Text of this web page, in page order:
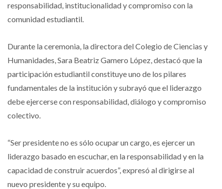
responsabilidad, institucionalidad y compromiso con la
comunidad estudiantil.
Durante la ceremonia, la directora del Colegio de Ciencias y
Humanidades, Sara Beatriz Gamero López, destacó que la
participación estudiantil constituye uno de los pilares
fundamentales de la institución y subrayó que el liderazgo
debe ejercerse con responsabilidad, diálogo y compromiso
colectivo.
“Ser presidente no es sólo ocupar un cargo, es ejercer un
liderazgo basado en escuchar, en la responsabilidad y en la
capacidad de construir acuerdos”, expresó al dirigirse al
nuevo presidente y su equipo.